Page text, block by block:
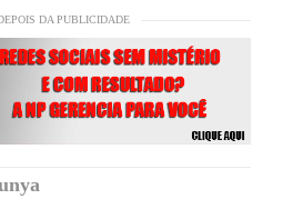
DA PUBLICIDADE